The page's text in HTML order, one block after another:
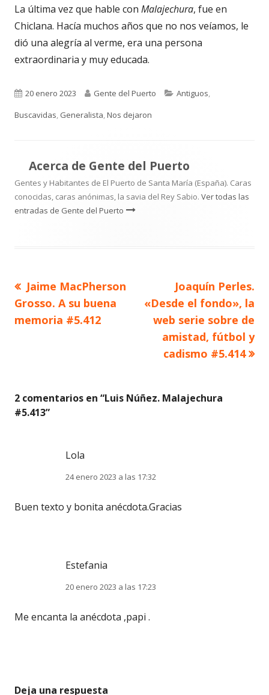
La última vez que hable con Malajechura, fue en
Chiclana. Hacía muchos años que no nos veíamos, le
dió una alegría al verme, era una persona
extraordinaria y muy educada.
Publicado
el
20 enero 2023 Autor
Gente del Puerto Categorías
Antiguos,
Buscavidas, Generalista,Nos dejaron
Acerca de Gente del Puerto
Gentes y Habitantes de El Puerto de Santa María (España). Caras
conocidas, caras anónimas, la savia del Rey Sabio. Ver todas las
entradas de Gente del Puerto
Navegación
de
Artículo
anterior
Jaime MacPherson
Grosso. A su buena
memoria #5.412
Artículo
siguiente
Joaquín Perles.
«Desde el fondo», la
web serie sobre de
amistad, fútbol y
cadismo #5.414
2 comentarios en “Luis Núñez. Malajechura
#5.413”
Lola
24 enero 2023 a las 17:32
Buen texto y bonita anécdota.Gracias
Estefania
20 enero 2023 a las 17:23
Me encanta la anécdota ,papi .
Deja una respuesta